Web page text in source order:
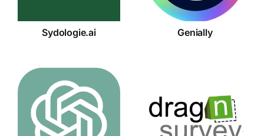
Sydologie.ai Genially
ChatGPT
Drag’n
survey